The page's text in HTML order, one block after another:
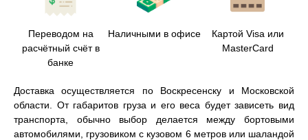
Переводом на
расчётный счёт в
банке
Наличными в офисе
Картой Visa или
MasterCard
Доставка осуществляется по Воскресенску и Московской
области. От габаритов груза и его веса будет зависеть вид
транспорта, обычно выбор делается между бортовыми
автомобилями, грузовиком с кузовом 6 метров или шаландой